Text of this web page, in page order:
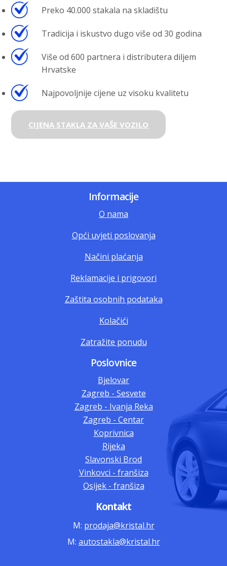
Preko 40.000 stakala na skladištu
Tradicija i iskustvo dugo više od 30 godina
Više od 600 partnera i distributera diljem
Hrvatske
Najpovoljnije cijene uz visoku kvalitetu
CIJENA STAKLA ZA VAŠE VOZILO
Informacije
O nama
Opći uvjeti poslovanja
Načini plaćanja
Reklamacije i prigovori
Zaštita osobnih podataka
Kolačići
Zatražite ponudu
Poslovnice
Bjelovar
Zagreb - Sesvete
Zagreb - Ivanja Reka
Zagreb - Centar
Koprivnica
Rijeka
Slavonski Brod
Vinkovci - franšiza
Osijek - franšiza
Kontakt
M: prodaja@kristal.hr
M: autostakla@kristal.hr